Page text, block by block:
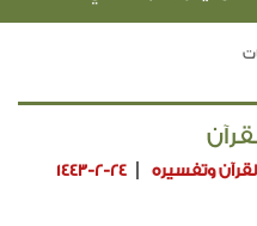
وتفسيره
1443-2-24